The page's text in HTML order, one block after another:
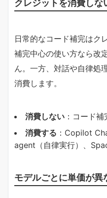
クレジットを消費し
日常的なコード補完はク
補完中心の使い方なら改
ん。一方、対話や自律処
消費します。
​消費しない​ ：コード
​消費する​ ：Copilot
agent（自律実行）、
モデルごとに単価が異